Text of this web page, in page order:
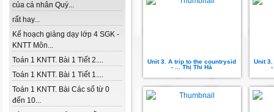
của cá nhân Quý...
rất hay...
Kế hoạch giảng dạy lớp 4 SGK -
KNTT Môn...
Toán 1 KNTT. Bài 1 Tiết 2....
Toán 1 KNTT. Bài 1 Tiết 1....
Toán 1 KNTT. Bài Các số từ 0
đến 10...
Unit 3. A trip to the countrysid
- ... Thị Thi Hà
Unit